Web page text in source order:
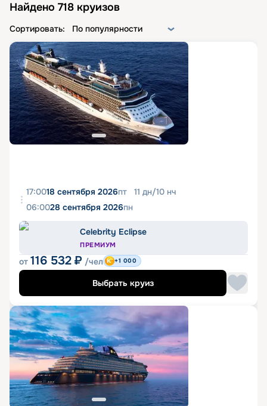
Найдено 718 круизов
Сортировать: По популярности
17:0018 сентября 2026пт 11 дн/10 нч
06:0028 сентября 2026пн
Celebrity Eclipse
ПРЕМИУМ
от 116 532 ₽ /чел +1 000
Выбрать круиз